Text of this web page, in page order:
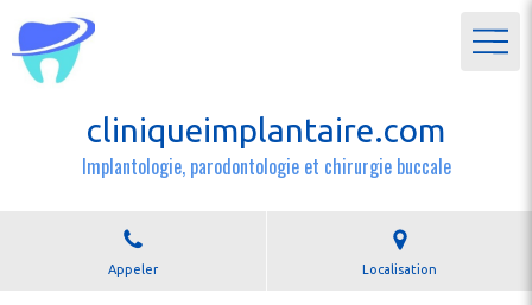
cliniqueimplantaire.com
Implantologie, parodontologie et chirurgie buccale
Appeler Localisation